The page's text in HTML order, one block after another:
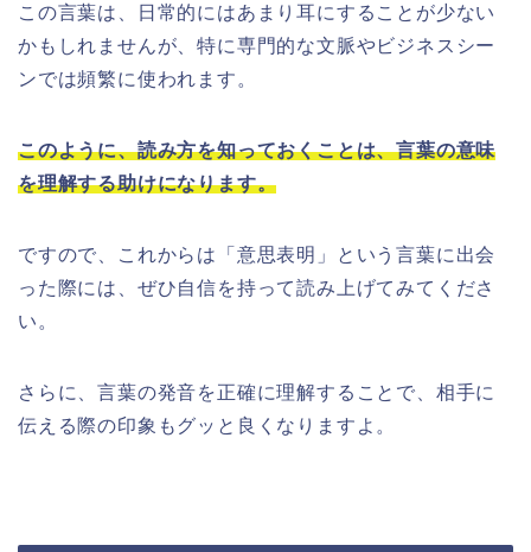
この言葉は、日常的にはあまり耳にすることが少ない
かもしれませんが、特に専門的な文脈やビジネスシー
ンでは頻繁に使われます。
このように、読み方を知っておくことは、言葉の意味
を理解する助けになります。
ですので、これからは「意思表明」という言葉に出会
った際には、ぜひ自信を持って読み上げてみてくださ
い。
さらに、言葉の発音を正確に理解することで、相手に
伝える際の印象もグッと良くなりますよ。